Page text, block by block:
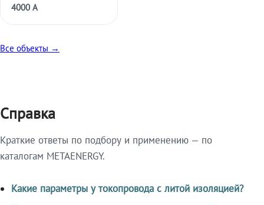
4000 А
Все объекты →
Справка
Краткие ответы по подбору и применению — по
каталогам METAENERGY.
Какие параметры у токопровода с литой изоляцией?